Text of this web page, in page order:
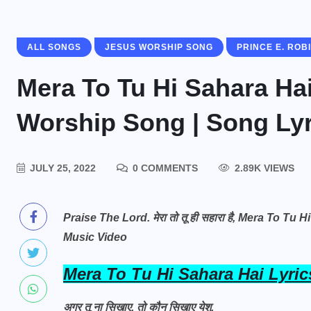
ALL SONGS JESUS WORSHIP SONG PRINCE E.
Mera To Tu Hi Sahara Hai
Worship Song | Song
JULY 25, 2022 0 COMMENTS 2.89K VIEWS
Praise The Lord. मेरा तो तू ही सहारा है, Mera To
Music Video
Mera To Tu Hi Sahara Hai
अगर तू ना सिखाए, तो कौन सिखाए येशु,